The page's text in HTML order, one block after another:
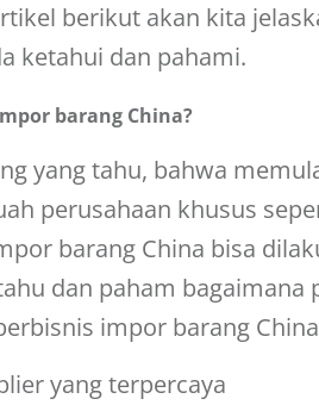
berikut akan kita
ketahui dan pahami.
barang China?
yang tahu, bahwa
perusahaan khusus
barang China bisa
dan paham
impor barang
yang terpercaya